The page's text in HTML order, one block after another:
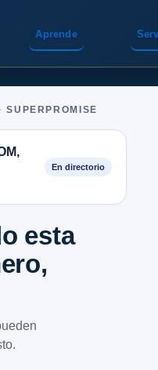
Aprende
SUPERPROMISE
En directorio
esta